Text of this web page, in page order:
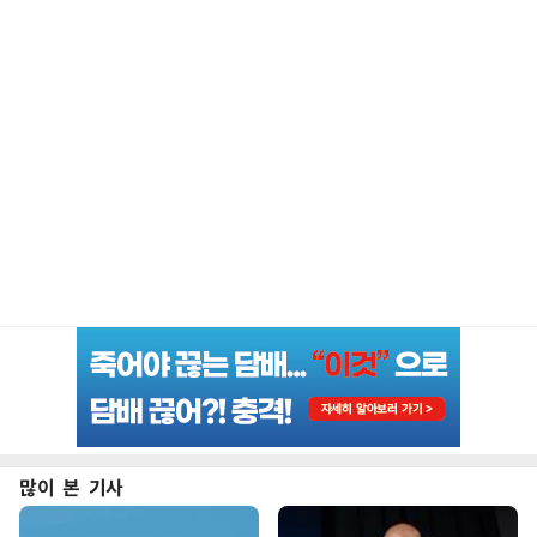
많이 본 기사